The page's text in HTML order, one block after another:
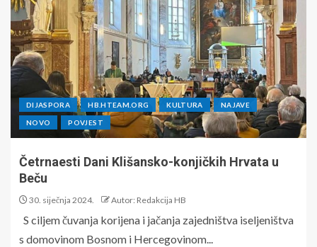
DIJASPORA HB.HTEAM.ORG KULTURA NAJAVE
NOVO POVJEST
Četrnaesti Dani Klišansko-konjičkih Hrvata u
Beču
30. siječnja 2024. Autor: Redakcija HB
S ciljem čuvanja korijena i jačanja zajedništva iseljeništva
s domovinom Bosnom i Hercegovinom...